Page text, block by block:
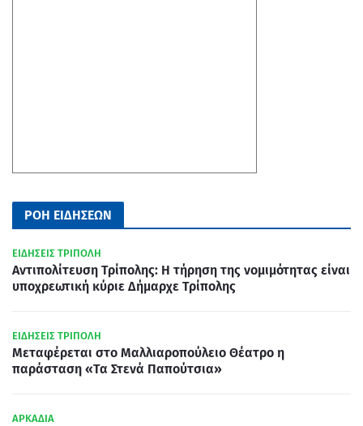
ΡΟΗ ΕΙΔΗΣΕΩΝ
ΕΙΔΗΣΕΙΣ ΤΡΙΠΟΛΗ
Αντιπολίτευση Τρίπολης: Η τήρηση της νομιμότητας είναι
υποχρεωτική κύριε Δήμαρχε Τρίπολης
ΕΙΔΗΣΕΙΣ ΤΡΙΠΟΛΗ
Μεταφέρεται στο Μαλλιαροπούλειο Θέατρο η
παράσταση «Τα Στενά Παπούτσια»
ΑΡΚΑΔΙΑ